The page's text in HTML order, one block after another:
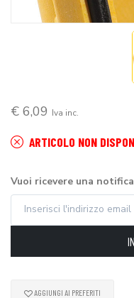
€ 6,09 Iva inc.
ARTICOLO NON
Vuoi ricevere una
AGGIUNGI AI PREFERITI